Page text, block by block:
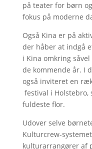
på teater for børn
fokus på moderne
Også Kina er på
der håber at indgå
i Kina omkring
de kommende år. I
også inviteret en
festival i Holstebro,
fuldeste flor.
Udover selve
Kulturcrew-
kulturarrangører af